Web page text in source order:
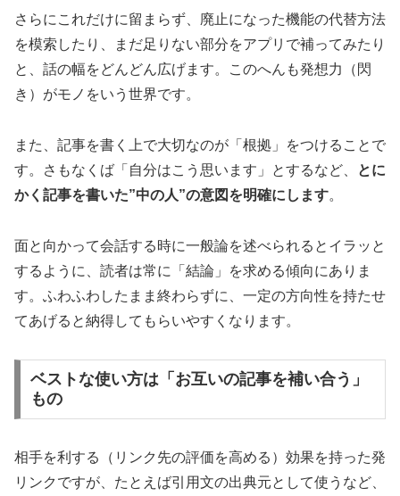
さらにこれだけに留まらず、廃止になった機能の代替方法
を模索したり、まだ足りない部分をアプリで補ってみたり
と、話の幅をどんどん広げます。このへんも発想力（閃
き）がモノをいう世界です。
また、記事を書く上で大切なのが「根拠」をつけることで
す。さもなくば「自分はこう思います」とするなど、
とに
かく記事を書いた”中の人”の意図を明確にします。
面と向かって会話する時に一般論を述べられるとイラッと
するように、読者は常に「結論」を求める傾向にありま
す。ふわふわしたまま終わらずに、一定の方向性を持たせ
てあげると納得してもらいやすくなります。
ベストな使い方は「お互いの記事を補い合う」
もの
相手を利する（リンク先の評価を高める）効果を持った発
リンクですが、たとえば引用文の出典元として使うなど、